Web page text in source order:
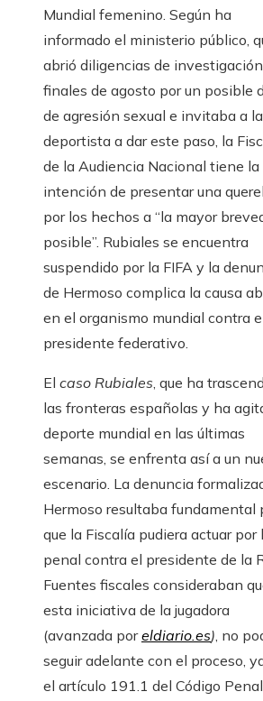
Mundial femenino. Según ha
informado el ministerio público,
abrió diligencias de
finales de agosto por un posible
de agresión sexual e invitaba a la
deportista a dar este paso, la
de la Audiencia Nacional tiene la
intención de presentar una
por los hechos a “la mayor
posible”. Rubiales se encuentra
suspendido por la FIFA y la
de Hermoso complica la causa
en el organismo mundial contra
presidente federativo.
El caso Rubiales, que ha
las fronteras españolas y ha
deporte mundial en las últimas
semanas, se enfrenta así a un
escenario. La denuncia
Hermoso resultaba fundamental
que la Fiscalía pudiera actuar por
penal contra el presidente de la
Fuentes fiscales consideraban
esta iniciativa de la jugadora
(avanzada poreldiario.es), no
seguir adelante con el proceso,
el artículo 191.1 del Código Penal